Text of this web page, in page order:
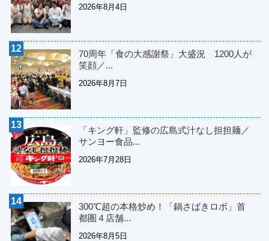
2026年8月4日
70周年「食の大感謝祭」大盛況 1200人が
笑顔／...
2026年8月7日
「キング軒」監修の広島式汁なし担担麺／
サンヨー食品...
2026年7月28日
300℃超の本格炒め！「鍋さばきロボ」首
都圏４店舗...
2026年8月5日